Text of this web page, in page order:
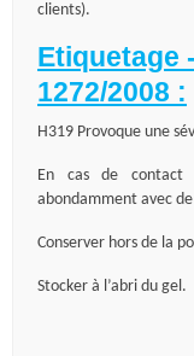
clients).
Etiquetage
1272/2008 :
H319 Provoque une
En cas de contact
abondamment avec
Conserver hors de la
Stocker à l’abri du gel.